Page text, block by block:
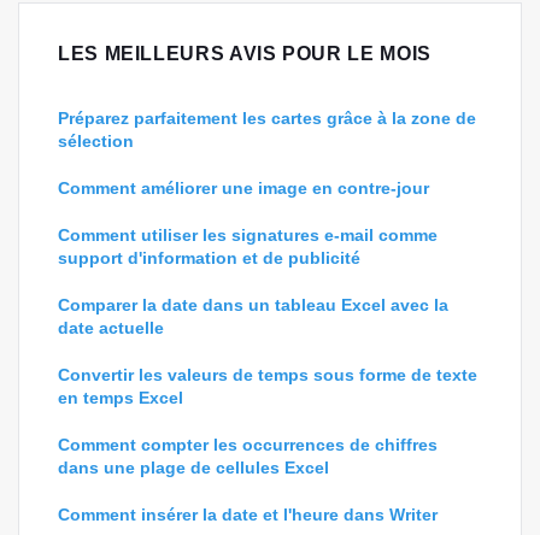
LES MEILLEURS AVIS POUR LE MOIS
Préparez parfaitement les cartes grâce à la zone de
sélection
Comment améliorer une image en contre-jour
Comment utiliser les signatures e-mail comme
support d'information et de publicité
Comparer la date dans un tableau Excel avec la
date actuelle
Convertir les valeurs de temps sous forme de texte
en temps Excel
Comment compter les occurrences de chiffres
dans une plage de cellules Excel
Comment insérer la date et l'heure dans Writer